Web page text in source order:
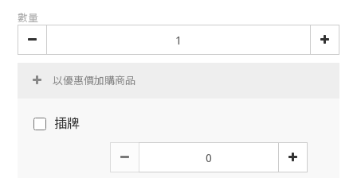
數量
以優惠價加購商品
插牌